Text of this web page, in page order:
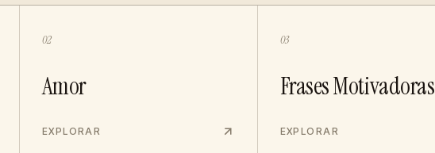
02
Amor
EXPLORAR
03
Frases Motivadoras
EXPLORAR